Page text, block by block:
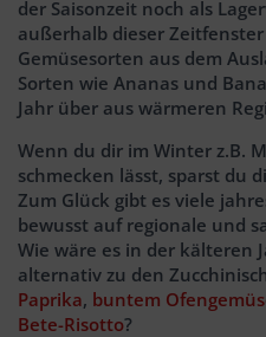
der Saisonzeit noch als
außerhalb dieser
Gemüsesorten aus dem
Sorten wie Ananas und
Jahr über aus wärmeren
Wenn du dir im Winter z.B.
schmecken lässt, sparst du
Zum Glück gibt es viele
bewusst auf regionale und
Wie wäre es in der kälteren
alternativ zu den
Paprika, buntem
Bete-Risotto?